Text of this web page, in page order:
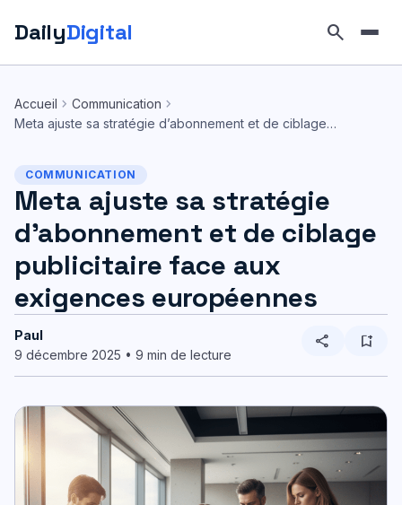
DailyDigital search
contenu
Accueil chevron_right Communication chevron_right
Meta ajuste sa stratégie d’abonnement et de ciblage…
COMMUNICATION
Meta ajuste sa stratégie
d’abonnement et de ciblage
publicitaire face aux
exigences européennes
Paul
9 décembre 2025 • 9 min de lecture
share bookmark_add